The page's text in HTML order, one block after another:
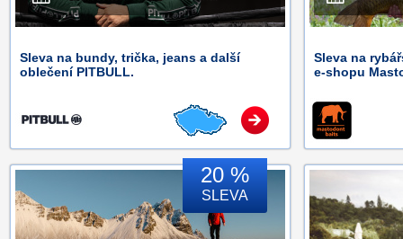
Sleva na bundy, trička, jeans a další
oblečení PITBULL.
Sleva na
e-shopu
20 %
SLEVA